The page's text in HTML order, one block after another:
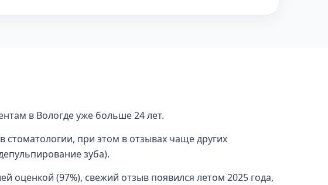
в Вологде уже больше 24 лет.
стоматологии, при этом в отзывах чаще других
зуба).
оценкой (97%), свежий отзыв появился летом 2025 года,